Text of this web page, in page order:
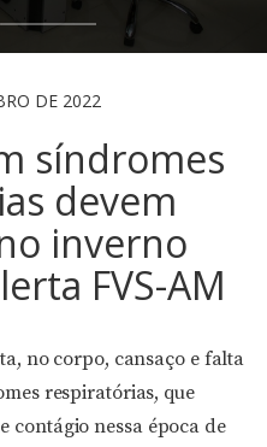
DE 2022
síndromes
devem
inverno
FVS-AM
no corpo, cansaço e falta
respiratórias, que
contágio nessa época de